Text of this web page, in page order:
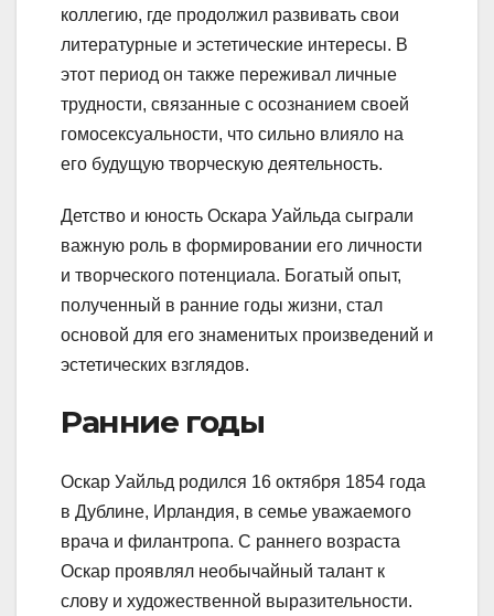
коллегию, где продолжил развивать свои
литературные и эстетические интересы. В
этот период он также переживал личные
трудности, связанные с осознанием своей
гомосексуальности, что сильно влияло на
его будущую творческую деятельность.
Детство и юность Оскара Уайльда сыграли
важную роль в формировании его личности
и творческого потенциала. Богатый опыт,
полученный в ранние годы жизни, стал
основой для его знаменитых произведений и
эстетических взглядов.
Ранние годы
Оскар Уайльд родился 16 октября 1854 года
в Дублине, Ирландия, в семье уважаемого
врача и филантропа. С раннего возраста
Оскар проявлял необычайный талант к
слову и художественной выразительности.